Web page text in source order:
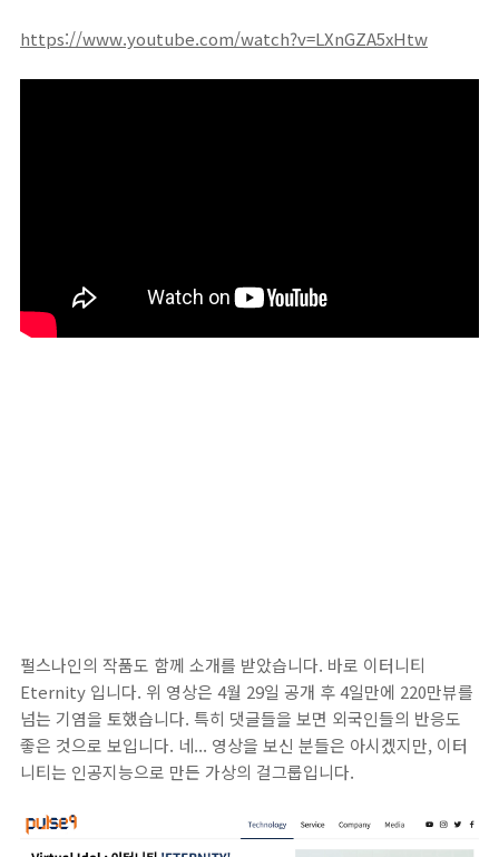
https://www.youtube.com/watch?v=LXnGZA5xHtw
펄스나인의 작품도 함께 소개를 받았습니다. 바로 이터니티
Eternity 입니다. 위 영상은 4월 29일 공개 후 4일만에 220만뷰를
넘는 기염을 토했습니다. 특히 댓글들을 보면 외국인들의 반응도
좋은 것으로 보입니다. 네... 영상을 보신 분들은 아시겠지만, 이터
니티는 인공지능으로 만든 가상의 걸그룹입니다.